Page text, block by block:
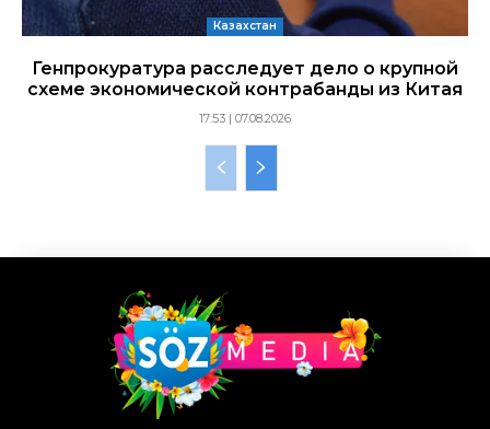
Казахстан
Генпрокуратура расследует дело о крупной
схеме экономической контрабанды из Китая
17:53 | 07.08.2026